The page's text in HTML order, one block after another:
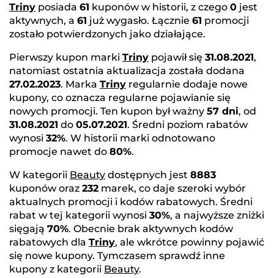
Triny posiada 61 kuponów w historii, z czego 0 jest
aktywnych, a 61 już wygasło. Łącznie 61 promocji
zostało potwierdzonych jako działające.
Pierwszy kupon marki Triny pojawił się 31.08.2021,
natomiast ostatnia aktualizacja została dodana
27.02.2023. Marka Triny regularnie dodaje nowe
kupony, co oznacza regularne pojawianie się
nowych promocji. Ten kupon był ważny 57 dni, od
31.08.2021 do 05.07.2021. Średni poziom rabatów
wynosi 32%. W historii marki odnotowano
promocje nawet do 80%.
W kategorii Beauty dostępnych jest 8883
kuponów oraz 232 marek, co daje szeroki wybór
aktualnych promocji i kodów rabatowych. Średni
rabat w tej kategorii wynosi 30%, a najwyższe zniżki
sięgają 70%. Obecnie brak aktywnych kodów
rabatowych dla Triny, ale wkrótce powinny pojawić
się nowe kupony. Tymczasem sprawdź inne
kupony z kategorii Beauty.